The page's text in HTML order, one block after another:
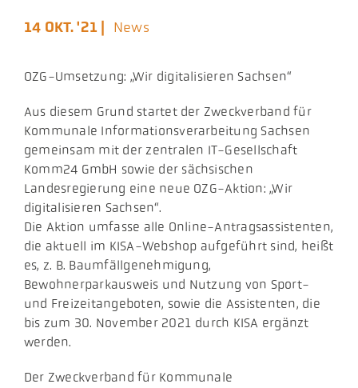
14 OKT. '21 | News
OZG-Umsetzung: „Wir digitalisieren Sachsen“
​Aus diesem Grund startet der Zweckverband für
Kommunale Informationsverarbeitung Sachsen
gemeinsam mit der zentralen IT-Gesellschaft
Komm24 GmbH sowie der sächsischen
Landesregierung eine neue OZG-Aktion: „Wir
digitalisieren Sachsen“.
Die Aktion umfasse alle Online-Antragsassistenten,
die aktuell im KISA-Webshop aufgeführt sind, heißt
es, z. B. Baumfällgenehmigung,
Bewohnerparkausweis und Nutzung von Sport-
und Freizeitangeboten, sowie die Assistenten, die
bis zum 30. November 2021 durch KISA ergänzt
werden.
Der Zweckverband für Kommunale